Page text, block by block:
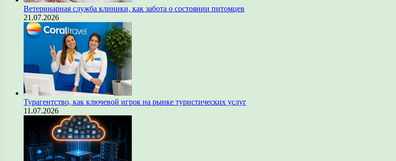
Ветеринарная служба клиники, как забота о состоянии питомцев
21.07.2026
Турагентство, как ключевой игрок на рынке туристических услуг
11.07.2026